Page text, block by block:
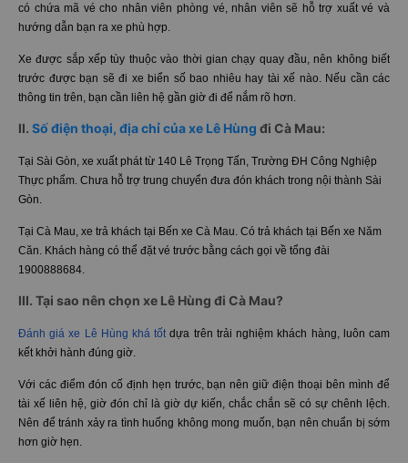
có chứa mã vé cho nhân viên phòng vé, nhân viên sẽ hỗ trợ xuất vé và
hướng dẫn bạn ra xe phù hợp.
Xe được sắp xếp tùy thuộc vào thời gian chạy quay đầu, nên không biết
trước được bạn sẽ đi xe biển số bao nhiêu hay tài xế nào. Nếu cần các
thông tin trên, bạn cần liên hệ gần giờ đi để nắm rõ hơn.
II. Số điện thoại, địa chỉ của xe Lê Hùng đi Cà Mau:
Tại Sài Gòn, xe xuất phát từ 140 Lê Trọng Tấn, Trường ĐH Công Nghiệp
Thực phẩm. Chưa hỗ trợ trung chuyển đưa đón khách trong nội thành Sài
Gòn.
Tại Cà Mau, xe trả khách tại Bến xe Cà Mau. Có trả khách tại Bến xe Năm
Căn. Khách hàng có thể đặt vé trước bằng cách gọi về tổng đài
1900888684.
III. Tại sao nên chọn xe Lê Hùng đi Cà Mau?
Đánh giá xe Lê Hùng khá tốt dựa trên trải nghiệm khách hàng, luôn cam
kết khởi hành đúng giờ.
Với các điểm đón cố định hẹn trước, bạn nên giữ điện thoại bên mình để
tài xế liên hệ, giờ đón chỉ là giờ dự kiến, chắc chắn sẽ có sự chênh lệch.
Nên để tránh xảy ra tình huống không mong muốn, bạn nên chuẩn bị sớm
hơn giờ hẹn.